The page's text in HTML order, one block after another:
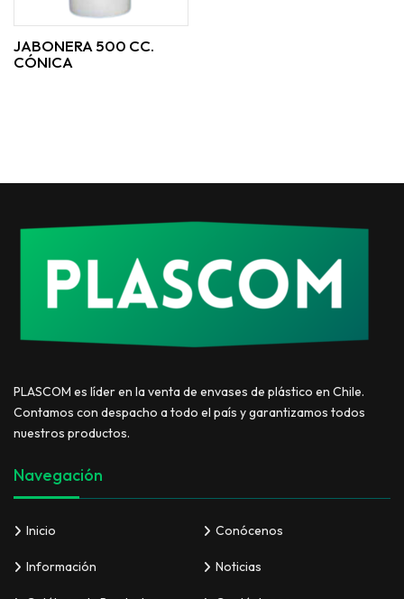
JABONERA 500 CC.
CÓNICA
PLASCOM es líder en la venta de envases de plástico en Chile.
Contamos con despacho a todo el país y garantizamos todos
nuestros productos.
Navegación
Inicio Conócenos
Información Noticias